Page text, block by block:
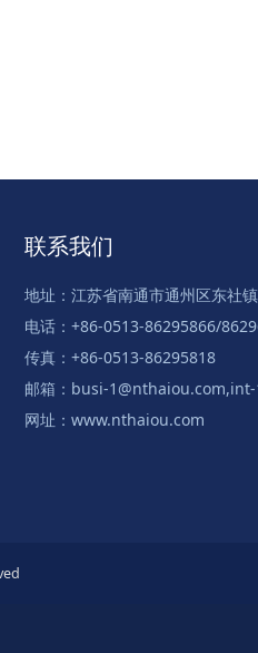
联系我们
地址：江苏省南通市通州区东社
电话：+86-0513-86295866/
传真：+86-0513-86295818
邮箱：busi-
网址：www.nthaiou.com